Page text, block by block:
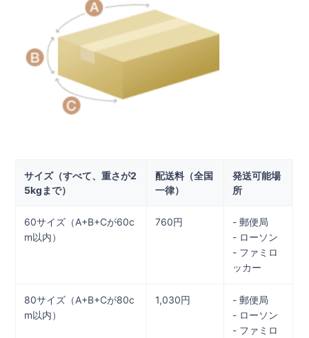
サイズ（すべて、重さが2
5kgまで）
配送料（全国
一律）
発送可能場
所
60サイズ（A+B+Cが60c
m以内）
760円
- 郵便局
- ローソン
- ファミロ
ッカー
80サイズ（A+B+Cが80c
m以内）
1,030円
- 郵便局
- ローソン
- ファミロ